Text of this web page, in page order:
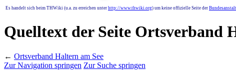
Es handelt sich beim THWiki (u.a. zu erreichen unter http://www.thwiki.org) um keine offizielle Seite der
Quelltext der Seite Ortsverband
← Ortsverband Haltern am See
Zur Navigation springen Zur Suche springen